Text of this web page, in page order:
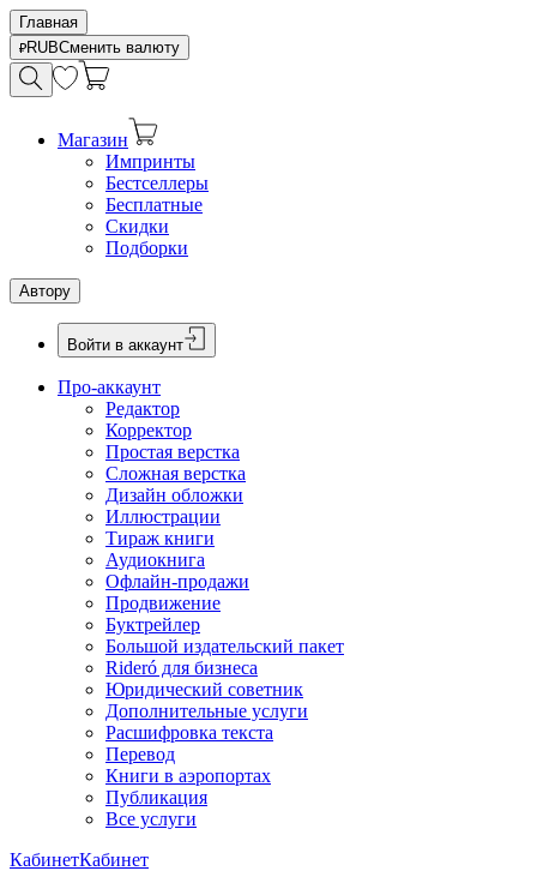
Главная
RUBСменить валюту
Магазин
Импринты
Бестселлеры
Бесплатные
Скидки
Подборки
Автору
Войти в аккаунт
Про-аккаунт
Редактор
Корректор
Простая верстка
Сложная верстка
Дизайн обложки
Иллюстрации
Тираж книги
Аудиокнига
Офлайн-продажи
Продвижение
Буктрейлер
Большой издательский пакет
Rideró для бизнеса
Юридический советник
Дополнительные услуги
Расшифровка текста
Перевод
Книги в аэропортах
Публикация
Все услуги
КабинетКабинет